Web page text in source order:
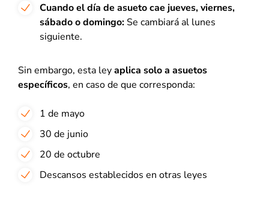
Cuando el día de asueto cae jueves, viernes,
sábado o domingo: Se cambiará al lunes
siguiente.
Sin embargo, esta leyaplica solo a asuetos
específicos, en caso de que corresponda:
1 de mayo
30 de junio
20 de octubre
Descansos establecidos en otras leyes